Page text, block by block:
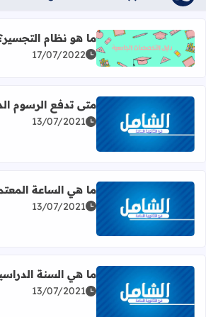
اقرأ المزيد عن ما هو نظام
ما هو نظام
17/07/2022
اقرأ المزيد عن متى تدفع الرسوم
متى تدفع الرسوم
13/07/2021
اقرأ المزيد عن ما هي الساعة
ما هي الساعة
13/07/2021
اقرأ المزيد عن ما هي السنة
ما هي السنة
13/07/2021